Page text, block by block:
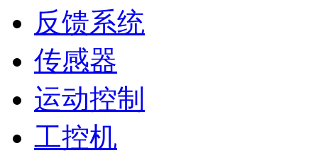
反馈系统
传感器
运动控制
工控机